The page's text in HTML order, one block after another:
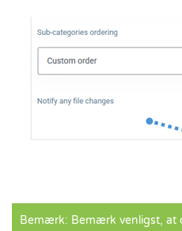
Bemærk: Bemærk venligst, at